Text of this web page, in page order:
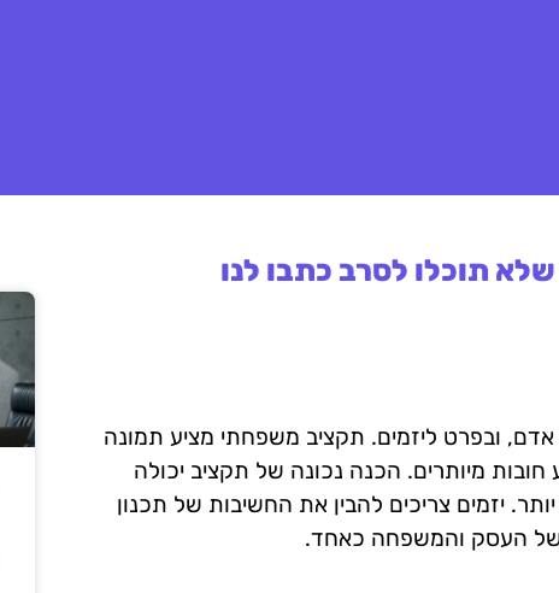
תוכלו לסרב כתבו לנו
ובפרט ליזמים. תקציב משפחתי מציע תמונה
מיותרים. הכנה נכונה של תקציב יכולה
יזמים צריכים להבין את החשיבות של תכנון
של העסק והמשפחה כאחד.